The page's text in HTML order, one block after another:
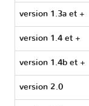
version 1.3a et +
version 1.4 et +
version 1.4b et +
version 2.0